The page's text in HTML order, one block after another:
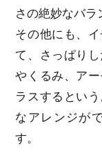
さの絶妙なバラ
その他にも、
て、さっぱり
やくるみ、ア
ラスするとい
なアレンジが
す。